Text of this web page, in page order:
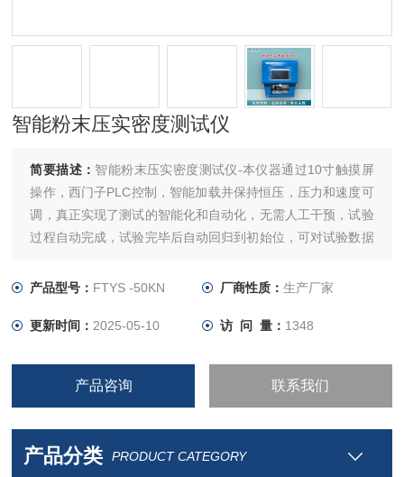
智能粉末压实密度测试仪
简要描述： 智能粉末压实密度测试仪-本仪器通过10寸触摸屏
操作，西门子PLC控制，智能加载并保持恒压，压力和速度可
调，真正实现了测试的智能化和自动化，无需人工干预，试验
过程自动完成，试验完毕后自动回归到初始位，可对试验数据
本仪器测量精度高，重复性误差小，试验过程自动化完成，设
操作，真正实现了一键式自动化测试。
产品型号： FTYS -50KN 厂商性质： 生产厂家
更新时间： 2025-05-10 访 问 量： 1348
产品咨询 联系我们
产品分类 PRODUCT CATEGORY